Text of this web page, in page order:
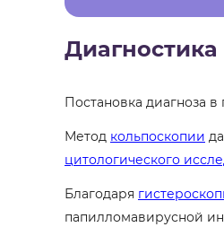
Постановка диагноза
Метод кольпоскопии
цитологического
Благодаря
папилломавирусной